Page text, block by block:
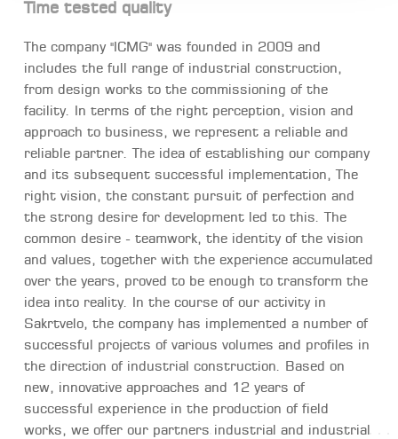
Time tested quality
The company "ICMG" was founded in 2009 and
includes the full range of industrial construction,
from design works to the commissioning of the
facility. In terms of the right perception, vision and
approach to business, we represent a reliable and
reliable partner. The idea of establishing our company
and its subsequent successful implementation, The
right vision, the constant pursuit of perfection and
the strong desire for development led to this. The
common desire - teamwork, the identity of the vision
and values, together with the experience accumulated
over the years, proved to be enough to transform the
idea into reality. In the course of our activity in
Sakrtvelo, the company has implemented a number of
successful projects of various volumes and profiles in
the direction of industrial construction. Based on
new, innovative approaches and 12 years of
successful experience in the production of field
works, we offer our partners industrial and industrial